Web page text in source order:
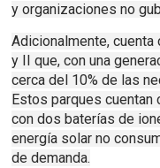
y organizaciones no
Adicionalmente,
y II que, con una
cerca del 10% de las
Estos parques cuentan
con dos baterías de
energía solar no
de demanda.